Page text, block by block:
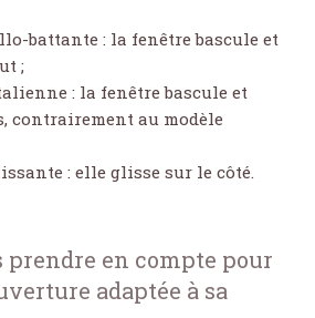
battante : la fenêtre bascule et
;
: la fenêtre bascule et
contrairement au modèle
: elle glisse sur le côté.
prendre en compte pour
adaptée à sa